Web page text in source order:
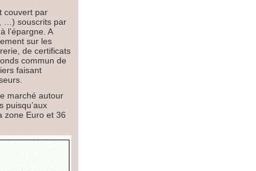
couvert par
…) souscrits par
l’épargne. A
sur les
de certificats
commun de
faisant
marché autour
puisqu’aux
zone Euro et 36